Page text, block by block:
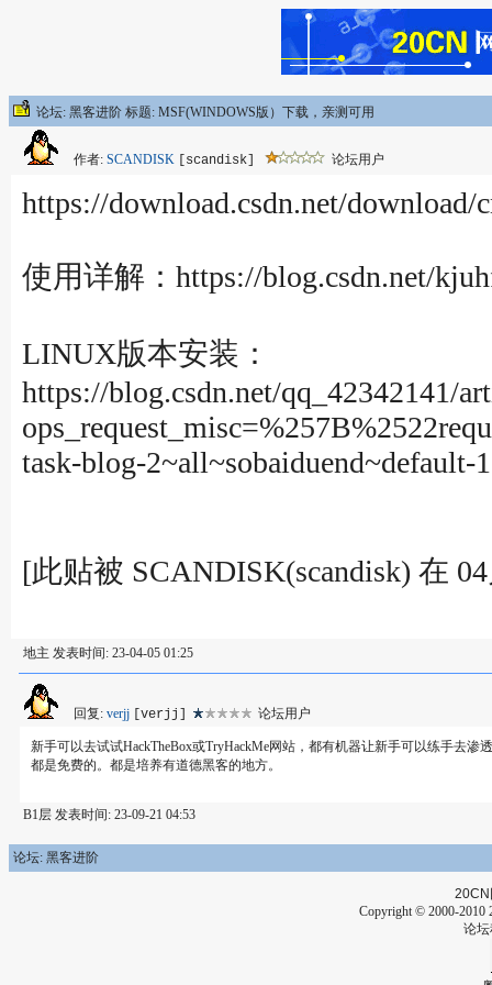
论坛: 黑客进阶 标题: MSF(WINDOWS版）下载，亲测可用
作者: SCANDISK [scandisk] 论坛用户
https://download.csdn.net/download/
使用详解：https://blog.csdn.net/
LINUX版本安装：
https://blog.csdn.net/qq_42342141/
task-blog-
[此贴被 SCANDISK(scandisk) 在
地主 发表时间: 23-04-05 01:25
回复: verjj [verjj] 论坛用户
新手可以去试试HackTheBox或TryHackMe网站，都有机器让新手可以练手去渗
都是免费的。都是培养有道德黑客的地方。
B1层 发表时间: 23-09-21 04:53
论坛: 黑客进阶
20CN
Copyright © 2000-2010
论